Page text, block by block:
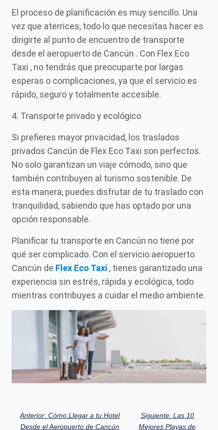
El proceso de planificación es muy sencillo. Una
vez que aterrices, todo lo que necesitas hacer es
dirigirte al punto de encuentro de transporte
desde el aeropuerto de Cancún . Con Flex Eco
Taxi , no tendrás que preocuparte por largas
esperas o complicaciones, ya que el servicio es
rápido, seguro y totalmente accesible.
4. Transporte privado y ecológico
Si prefieres mayor privacidad, los traslados
privados Cancún de Flex Eco Taxi son perfectos.
No solo garantizan un viaje cómodo, sino que
también contribuyen al turismo sostenible. De
esta manera, puedes disfrutar de tu traslado con
tranquilidad, sabiendo que has optado por una
opción responsable.
Planificar tu transporte en Cancún no tiene por
qué ser complicado. Con el servicio aeropuerto
Cancún de Flex Eco Taxi , tienes garantizado una
experiencia sin estrés, rápida y ecológica, todo
mientras contribuyes a cuidar el medio ambiente.
Anterior: Cómo Llegar a tu Hotel
Desde el Aeropuerto de Cancún
Siguiente: Las 10
Mejores Playas de